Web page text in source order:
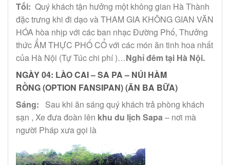
Tối: Quý khách tận hưởng một không gian Hà Thành
đặc trưng khi đi dạo và THAM GIA KHÔNG GIAN VĂN
HÓA hòa nhịp với các ban nhạc Đường Phố, Thưởng
thức ẨM THỰC PHỐ CỔ với các món ăn tinh hoa nhất
của Hà Nội (Tự Túc chi phí )…Nghỉ đêm tại Hà Nội.
NGÀY 04: LÀO CAI – SA PA – NÚI HÀM
RỒNG(OPTION FANSIPAN)(ĂN BA BỮA)
Sáng: Sau khi ăn sáng quý khách trả phòng khách
sạn , Xe đưa đoàn lên khu du lịch Sapa– nơi mà
người Pháp xưa gọi là